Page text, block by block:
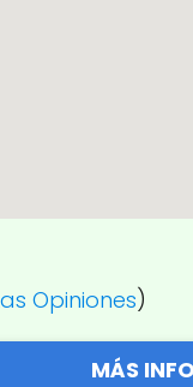
Opiniones)
MÁS